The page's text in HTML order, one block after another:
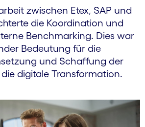
zwischen Etex, SAP und
die Koordination und
Bench­marking. Dies war
Bedeutung für die
und Schaffung der
digitale Transformation.